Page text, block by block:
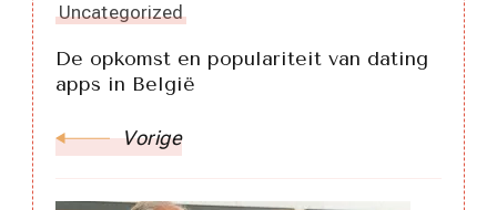
Uncategorized
De opkomst en populariteit van dating
apps in België
Vorige